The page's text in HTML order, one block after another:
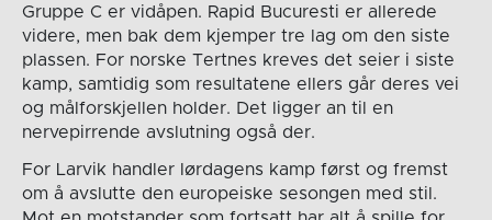
Gruppe C er vidåpen. Rapid Bucuresti er allerede
videre, men bak dem kjemper tre lag om den siste
plassen. For norske Tertnes kreves det seier i siste
kamp, samtidig som resultatene ellers går deres vei
og målforskjellen holder. Det ligger an til en
nervepirrende avslutning også der.
For Larvik handler lørdagens kamp først og fremst
om å avslutte den europeiske sesongen med stil.